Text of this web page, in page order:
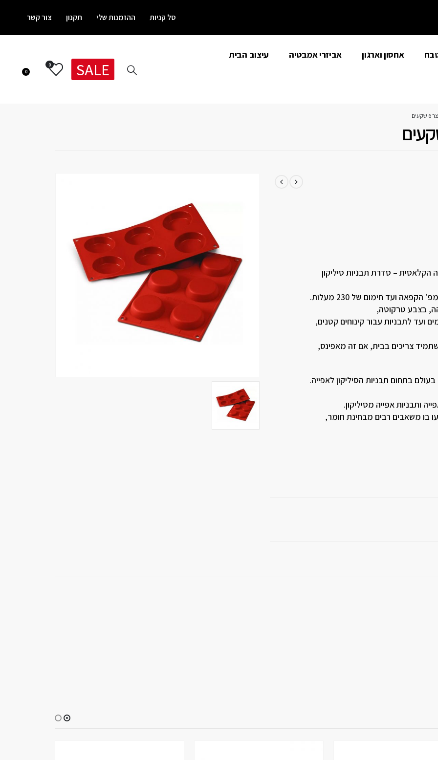
סל קניות ההזמנות שלי תקנון צור קשר
אחסון וארגון אביזרי אמבטיה עיצוב הבית
SALE
0
0
גובה 1.7 ס”מ . הסדרה הקלאסית – סדרת תבניות סיליקון
בצבע טרקוטה,
ועד לתבניות עבור קינוחים קטנים,
צריכים בבית, אם זה מאפינס,
בתחום תבניות הסיליקון לאפייה.
בו משאבים רבים מבחינת חומר,